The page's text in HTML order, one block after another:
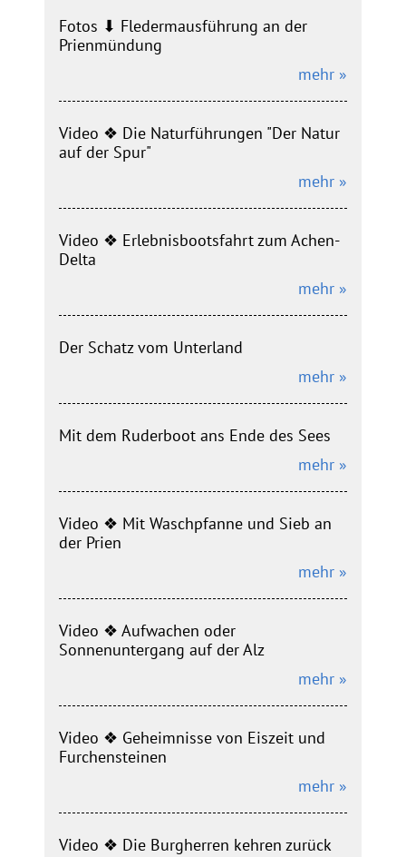
Fotos ⬇︎ Fledermausführung an der
Prienmündung
mehr »
Video ❖ Die Naturführungen "Der Natur
auf der Spur"
mehr »
Video ❖ Erlebnisbootsfahrt zum Achen-
Delta
mehr »
Der Schatz vom Unterland
mehr »
Mit dem Ruderboot ans Ende des Sees
mehr »
Video ❖ Mit Waschpfanne und Sieb an
der Prien
mehr »
Video ❖ Aufwachen oder
Sonnenuntergang auf der Alz
mehr »
Video ❖ Geheimnisse von Eiszeit und
Furchensteinen
mehr »
Video ❖ Die Burgherren kehren zurück